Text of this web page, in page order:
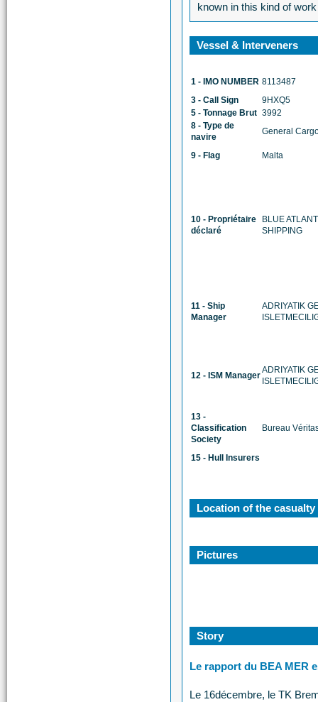
known in this kind of
Vessel & Interveners
1 - IMO NUMBER 8113487
3 - Call Sign
9HXQ5
5 - Tonnage Brut 3992
8 - Type de
navire
General
9 - Flag Malta
10 - Propriétaire
déclaré
BLUE
SHIPPING
11 - Ship
Manager
ADRIYATIK
12 - ISM Manager
ADRIYATIK
13 -
Classification
Society
Bureau
15 - Hull Insurers
Location of the casualty
Pictures
Story
Le rapport du BEA MER
Le 16décembre, le TK